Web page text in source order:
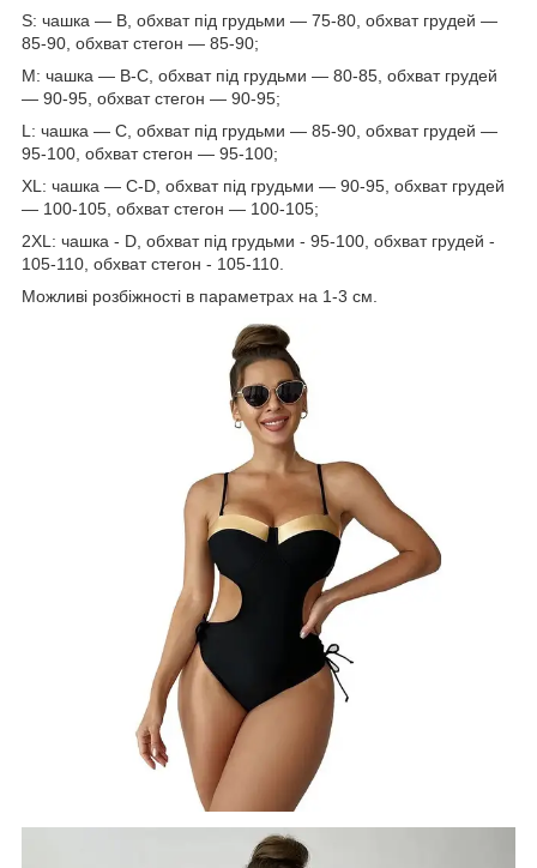
S: чашка — В, обхват під грудьми — 75-80, обхват грудей —
85-90, обхват стегон — 85-90;
М: чашка — В-C, обхват під грудьми — 80-85, обхват грудей
— 90-95, обхват стегон — 90-95;
L: чашка — С, обхват під грудьми — 85-90, обхват грудей —
95-100, обхват стегон — 95-100;
ХL: чашка — С-D, обхват під грудьми — 90-95, обхват грудей
— 100-105, обхват стегон — 100-105;
2XL: чашка - D, обхват під грудьми - 95-100, обхват грудей -
105-110, обхват стегон - 105-110.
Можливі розбіжності в параметрах на 1-3 см.